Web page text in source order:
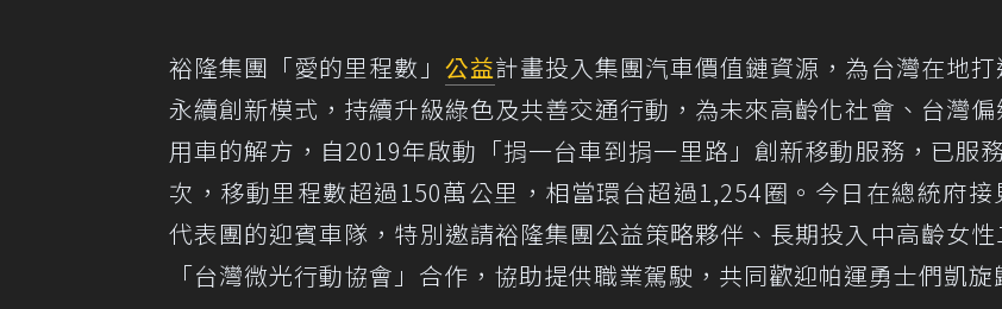
裕隆集團「愛的里程數」 公益計畫投入集團汽車價值鏈資源，為台灣在地
永續創新模式，持續升級綠色及共善交通行動，為未來高齡化社會、台灣
用車的解方，自2019年啟動「捐一台車到捐一里路」創新移動服務，已服
次，移動里程數超過150萬公里，相當環台超過1,254圈。今日在總統府接
代表團的迎賓車隊，特別邀請裕隆集團公益策略夥伴、長期投入中高齡女
「台灣微光行動協會」合作，協助提供職業駕駛，共同歡迎帕運勇士們凱旋